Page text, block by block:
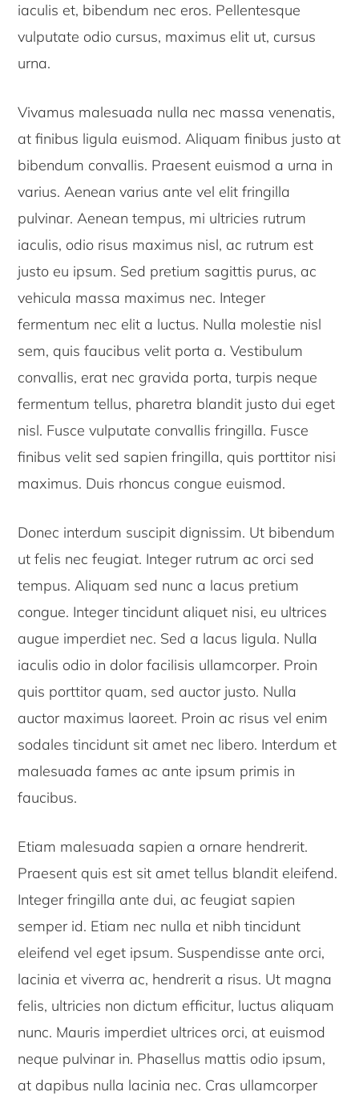
iaculis et, bibendum nec eros. Pellentesque
vulputate odio cursus, maximus elit ut, cursus
urna.
Vivamus malesuada nulla nec massa venenatis,
at finibus ligula euismod. Aliquam finibus justo at
bibendum convallis. Praesent euismod a urna in
varius. Aenean varius ante vel elit fringilla
pulvinar. Aenean tempus, mi ultricies rutrum
iaculis, odio risus maximus nisl, ac rutrum est
justo eu ipsum. Sed pretium sagittis purus, ac
vehicula massa maximus nec. Integer
fermentum nec elit a luctus. Nulla molestie nisl
sem, quis faucibus velit porta a. Vestibulum
convallis, erat nec gravida porta, turpis neque
fermentum tellus, pharetra blandit justo dui eget
nisl. Fusce vulputate convallis fringilla. Fusce
finibus velit sed sapien fringilla, quis porttitor nisi
maximus. Duis rhoncus congue euismod.
Donec interdum suscipit dignissim. Ut bibendum
ut felis nec feugiat. Integer rutrum ac orci sed
tempus. Aliquam sed nunc a lacus pretium
congue. Integer tincidunt aliquet nisi, eu ultrices
augue imperdiet nec. Sed a lacus ligula. Nulla
iaculis odio in dolor facilisis ullamcorper. Proin
quis porttitor quam, sed auctor justo. Nulla
auctor maximus laoreet. Proin ac risus vel enim
sodales tincidunt sit amet nec libero. Interdum et
malesuada fames ac ante ipsum primis in
faucibus.
Etiam malesuada sapien a ornare hendrerit.
Praesent quis est sit amet tellus blandit eleifend.
Integer fringilla ante dui, ac feugiat sapien
semper id. Etiam nec nulla et nibh tincidunt
eleifend vel eget ipsum. Suspendisse ante orci,
lacinia et viverra ac, hendrerit a risus. Ut magna
felis, ultricies non dictum efficitur, luctus aliquam
nunc. Mauris imperdiet ultrices orci, at euismod
neque pulvinar in. Phasellus mattis odio ipsum,
at dapibus nulla lacinia nec. Cras ullamcorper